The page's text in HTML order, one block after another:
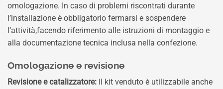
omologazione. In caso di problemi riscontrati durante
l’installazione è obbligatorio fermarsi e sospendere
l’attività,facendo riferimento alle istruzioni di montaggio e
alla documentazione tecnica inclusa nella confezione.
Omologazione e revisione
Revisione e catalizzatore: Il kit venduto è utilizzabile anche